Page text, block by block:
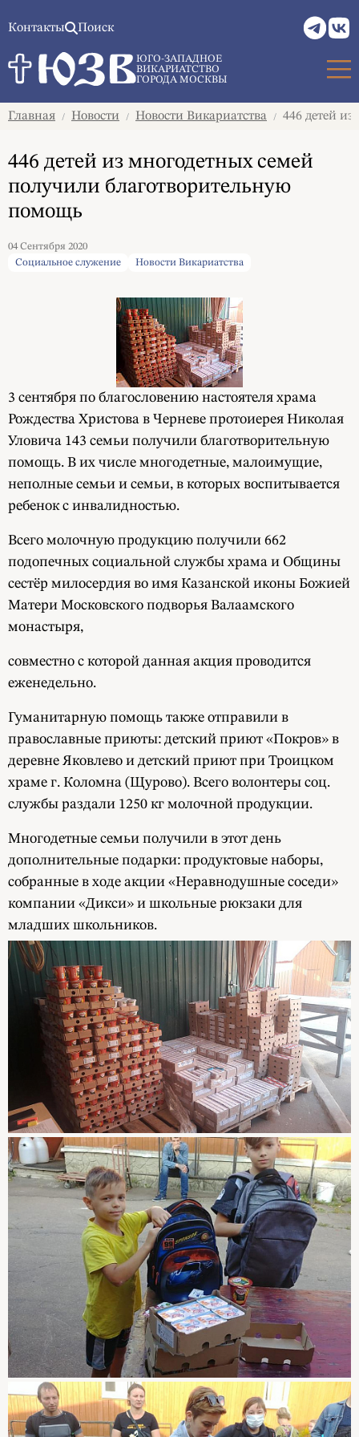
Контакты Поиск
ЮГО-ЗАПАДНОЕ
ВИКАРИАТСТВО
ГОРОДА МОСКВЫ
Главная / Новости / Новости Викариатства / 446 детей
446 детей из многодетных семей
получили благотворительную
помощь
04 Сентября 2020
Социальное служение
Новости Викариатства
3 сентября по благословению настоятеля храма
Рождества Христова в Черневе протоиерея Николая
Уловича 143 семьи получили благотворительную
помощь. В их числе многодетные, малоимущие,
неполные семьи и семьи, в которых воспитывается
ребенок с инвалидностью.
Всего молочную продукцию получили 662
подопечных социальной службы храма и Общины
сестёр милосердия во имя Казанской иконы Божией
Матери Московского подворья Валаамского
монастыря,
совместно с которой данная акция проводится
еженедельно.
Гуманитарную помощь также отправили в
православные приюты: детский приют «Покров» в
деревне Яковлево и детский приют при Троицком
храме г. Коломна (Щурово). Всего волонтеры соц.
службы раздали 1250 кг молочной продукции.
Многодетные семьи получили в этот день
дополнительные подарки: продуктовые наборы,
собранные в ходе акции «Неравнодушные соседи»
компании «Дикси» и школьные рюкзаки для
младших школьников.